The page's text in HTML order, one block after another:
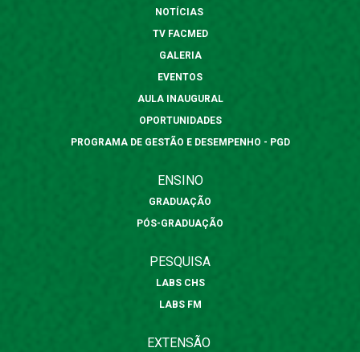
NOTÍCIAS
TV FACMED
GALERIA
EVENTOS
AULA INAUGURAL
OPORTUNIDADES
PROGRAMA DE GESTÃO E DESEMPENHO - PGD
ENSINO
GRADUAÇÃO
PÓS-GRADUAÇÃO
PESQUISA
LABS CHS
LABS FM
EXTENSÃO